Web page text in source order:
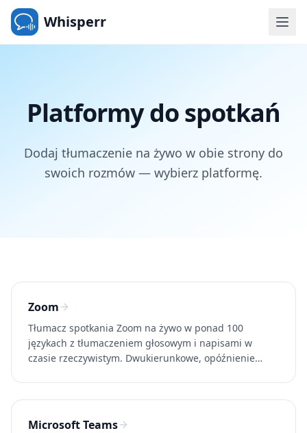
Whisperr
Platformy do spotkań
Dodaj tłumaczenie na żywo w obie strony do
swoich rozmów — wybierz platformę.
Zoom
Tłumacz spotkania Zoom na żywo w ponad 100
językach z tłumaczeniem głosowym i napisami w
czasie rzeczywistym. Dwukierunkowe, opóźnienie
Microsoft Teams